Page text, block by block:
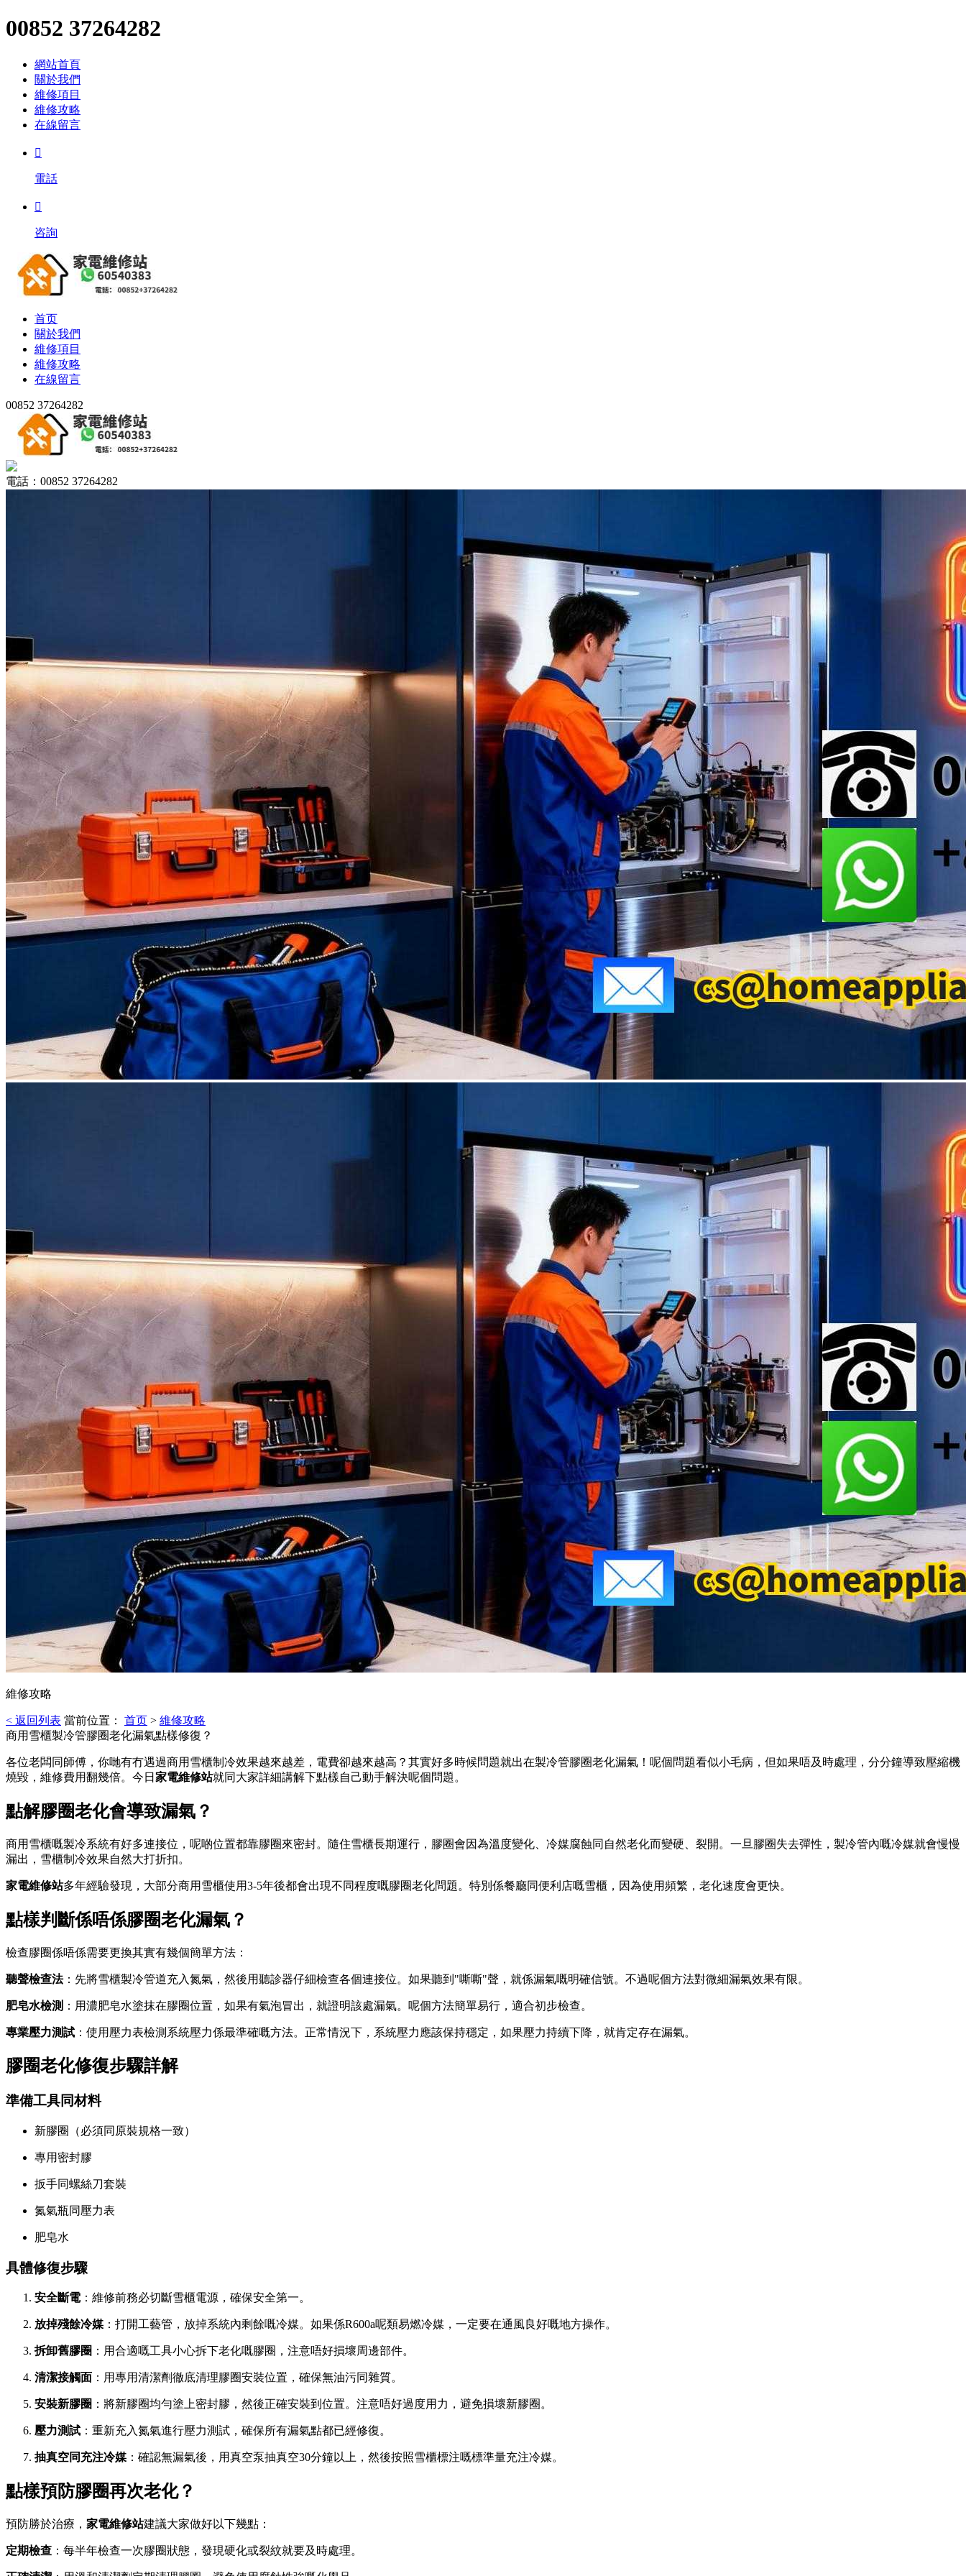
00852 37264282
網站首頁
關於我們
維修項目
維修攻略
在線留言

電話

咨詢
首页
關於我們
維修項目
維修攻略
在線留言
00852 37264282
電話：00852 37264282
維修攻略
< 返回列表 當前位置： 首页 > 維修攻略
商用雪櫃製冷管膠圈老化漏氣點樣修復？
各位老闆同師傅，你哋有冇遇過商用雪櫃制冷效果越來越差，電費卻越來越高？其實好多時候問題就出在製冷管膠圈老化漏氣！呢個問題看似小毛病，但如果唔及時處理，分分鐘導致壓縮機
燒毀，維修費用翻幾倍。今日 家電維修站就同大家詳細講解下點樣自己動手解決呢個問題。
點解膠圈老化會導致漏氣？
商用雪櫃嘅製冷系統有好多連接位，呢啲位置都靠膠圈來密封。隨住雪櫃長期運行，膠圈會因為溫度變化、冷媒腐蝕同自然老化而變硬、裂開。一旦膠圈失去彈性，製冷管內嘅冷媒就會慢慢
漏出，雪櫃制冷效果自然大打折扣。
家電維修站多年經驗發現，大部分商用雪櫃使用3-5年後都會出現不同程度嘅膠圈老化問題。特別係餐廳同便利店嘅雪櫃，因為使用頻繁，老化速度會更快。
點樣判斷係唔係膠圈老化漏氣？
檢查膠圈係唔係需要更換其實有幾個簡單方法：
聽聲檢查法：先將雪櫃製冷管道充入氮氣，然後用聽診器仔細檢查各個連接位。如果聽到"嘶嘶"聲，就係漏氣嘅明確信號。不過呢個方法對微細漏氣效果有限。
肥皂水檢測 ：用濃肥皂水塗抹在膠圈位置，如果有氣泡冒出，就證明該處漏氣。呢個方法簡單易行，適合初步檢查。
專業壓力測試 ：使用壓力表檢測系統壓力係最準確嘅方法。正常情況下，系統壓力應該保持穩定，如果壓力持續下降，就肯定存在漏氣。
膠圈老化修復步驟詳解
準備工具同材料
新膠圈（必須同原裝規格一致）
專用密封膠
扳手同螺絲刀套裝
氮氣瓶同壓力表
肥皂水
具體修復步驟
安全斷電：維修前務必切斷雪櫃電源，確保安全第一。
放掉殘餘冷媒 ：打開工藝管，放掉系統內剩餘嘅冷媒。如果係R600a呢類易燃冷媒，一定要在通風良好嘅地方操作。
拆卸舊膠圈 ：用合適嘅工具小心拆下老化嘅膠圈，注意唔好損壞周邊部件。
清潔接觸面 ：用專用清潔劑徹底清理膠圈安裝位置，確保無油污同雜質。
安裝新膠圈 ：將新膠圈均勻塗上密封膠，然後正確安裝到位置。注意唔好過度用力，避免損壞新膠圈。
壓力測試 ：重新充入氮氣進行壓力測試，確保所有漏氣點都已經修復。
抽真空同充注冷媒 ：確認無漏氣後，用真空泵抽真空30分鐘以上，然後按照雪櫃標注嘅標準量充注冷媒。
點樣預防膠圈再次老化？
預防勝於治療， 家電維修站建議大家做好以下幾點：
定期檢查 ：每半年檢查一次膠圈狀態，發現硬化或裂紋就要及時處理。